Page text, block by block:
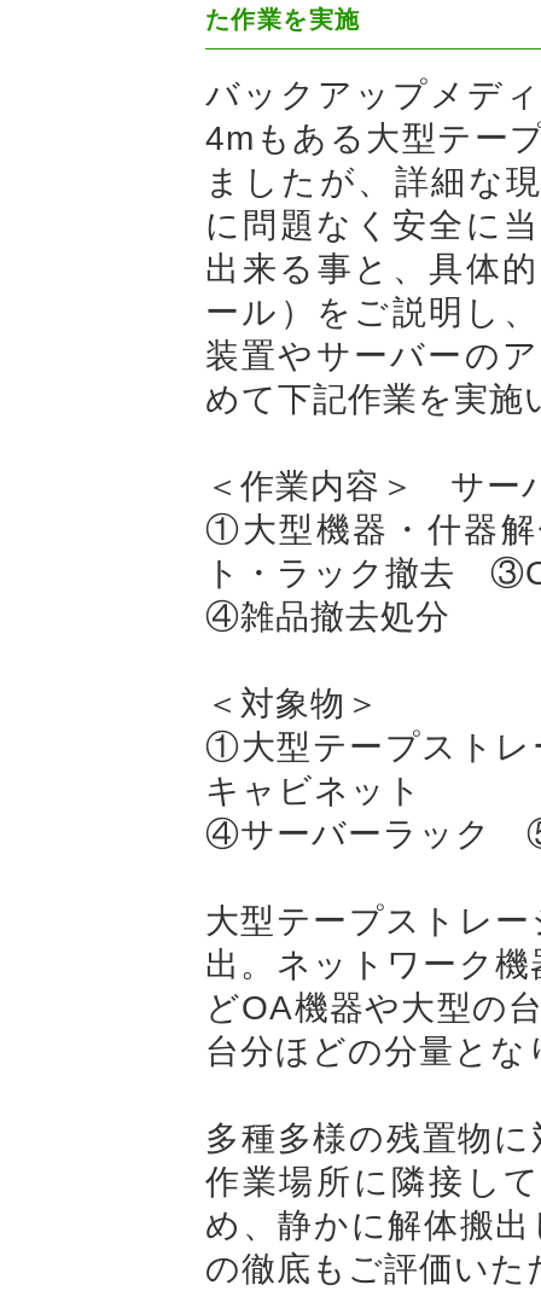
た作業を実施
バックアップメデ
4mもある大型テー
ましたが、詳細な
に問題なく安全に
出来る事と、具体
ール）をご説明し
装置やサーバーの
めて下記作業を実施
＜作業内容＞ サ
①大型機器・什器
ト・ラック撤去
④雑品撤去処分
＜対象物＞
①大型テープスト
キャビネット
④サーバーラック
大型テープストレ
出。ネットワーク
どOA機器や大型の
台分ほどの分量とな
多種多様の残置物
作業場所に隣接し
め、静かに解体搬
の徹底もご評価いた